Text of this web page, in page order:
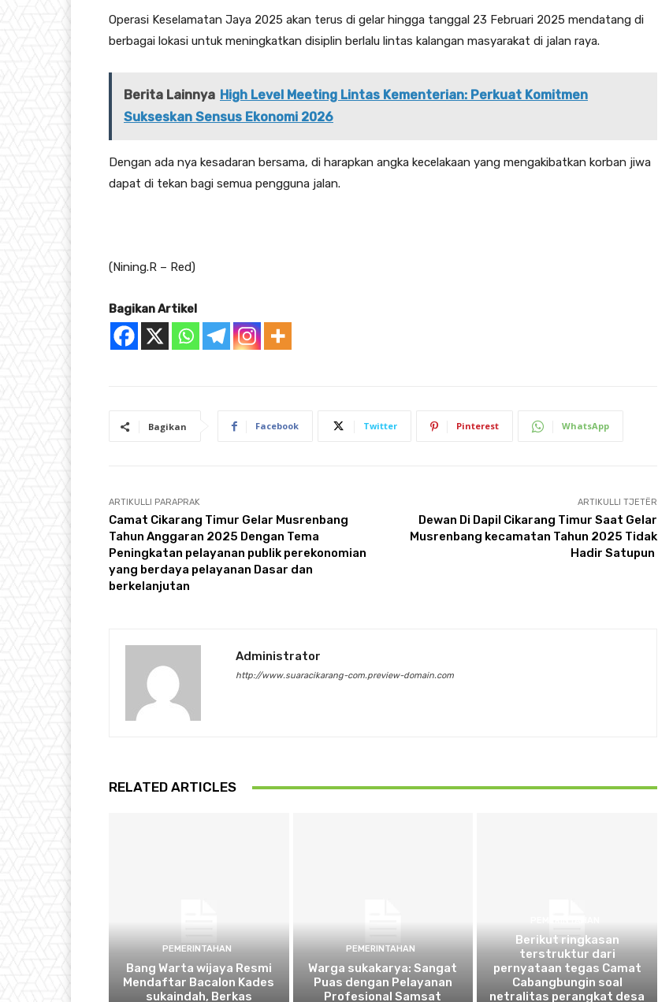
Operasi Keselamatan Jaya 2025 akan terus di gelar hingga tanggal 23 Februari 2025 mendatang di
berbagai lokasi untuk meningkatkan disiplin berlalu lintas kalangan masyarakat di jalan raya.
Berita Lainnya High Level Meeting Lintas Kementerian: Perkuat Komitmen
Sukseskan Sensus Ekonomi 2026
Dengan ada nya kesadaran bersama, di harapkan angka kecelakaan yang mengakibatkan korban jiwa
dapat di tekan bagi semua pengguna jalan.
(Nining.R – Red)
Bagikan Artikel
Bagikan Facebook Twitter Pinterest WhatsApp
ARTIKULLI PARAPRAK
Camat Cikarang Timur Gelar Musrenbang
Tahun Anggaran 2025 Dengan Tema
Peningkatan pelayanan publik perekonomian
yang berdaya pelayanan Dasar dan
berkelanjutan
ARTIKULLI TJETËR
Dewan Di Dapil Cikarang Timur Saat Gelar
Musrenbang kecamatan Tahun 2025 Tidak
Hadir Satupun
Administrator
http://www.suaracikarang-com.preview-domain.com
RELATED ARTICLES
PEMERINTAHAN
Bang Warta wijaya Resmi
Mendaftar Bacalon Kades
sukaindah, Berkas
PEMERINTAHAN
Warga sukakarya: Sangat
Puas dengan Pelayanan
Profesional Samsat
Berikut ringkasan
terstruktur dari
pernyataan tegas Camat
Cabangbungin soal
netralitas perangkat desa